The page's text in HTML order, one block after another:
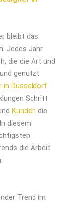
bleibt das
Jedes Jahr
die die Art und
genutzt
in Düsseldorf
Schritt
Kunden die
diesem
die Arbeit
Trend im